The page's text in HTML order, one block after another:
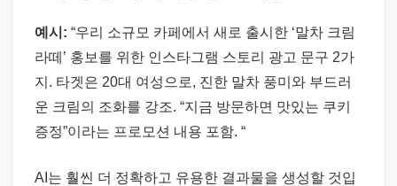
예시: “우리 소규모 카페에서 새로 출시한 ‘말차 크림
라떼’ 홍보를 위한 인스타그램 스토리 광고 문구 2가
지. 타겟은 20대 여성으로, 진한 말차 풍미와 부드러
운 크림의 조화를 강조. “지금 방문하면 맛있는 쿠키
증정”이라는 프로모션 내용 포함. “
AI는 훨씬 더 정확하고 유용한 결과물을 생성할 것입